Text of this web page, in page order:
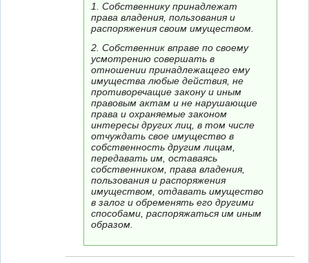
1. Собственнику принадлежат
права владения, пользования и
распоряжения своим имуществом.
2. Собственник вправе по своему
усмотрению совершать в
отношении принадлежащего ему
имущества любые действия, не
противоречащие закону и иным
правовым актам и не нарушающие
права и охраняемые законом
интересы других лиц, в том числе
отчуждать свое имущество в
собственность другим лицам,
передавать им, оставаясь
собственником, права владения,
пользования и распоряжения
имуществом, отдавать имущество
в залог и обременять его другими
способами, распоряжаться им иным
образом.